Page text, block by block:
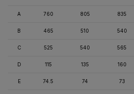
A 760 805 835
B 465 510 540
C 525 540 565
D 115 135 160
E 74.5 74 73